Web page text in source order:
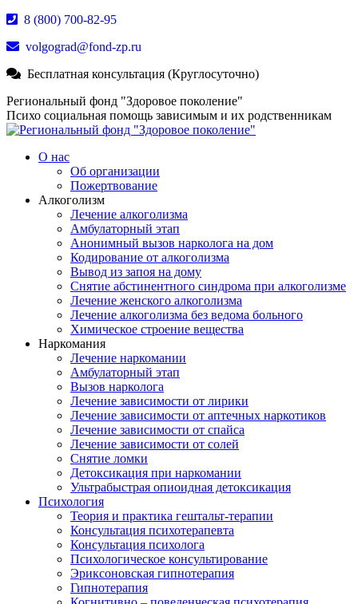
Перейти
содержанию
8 (800) 700-82-95
volgograd@fond-zp.ru
Бесплатная консультация (Круглосуточно)
Страница
Whatsapp
открывается
новом
Страница
Телеграм
открывается
новом
Страница
YouTube
открывается
новом
Региональный фонд "Здоровое поколение"
Психо социальная помощь зависимым и их родственникам
О нас
Об организации
Пожертвование
Алкоголизм
Лечение алкоголизма
Амбулаторный этап
Анонимный вызов нарколога на дом
Кодирование от алкоголизма
Вывод из запоя на дому
Снятие абстинентного синдрома при алкоголизме
Лечение женского алкоголизма
Лечение алкоголизма без ведома больного
Химическое строение вещества
Наркомания
Лечение наркомании
Амбулаторный этап
Вызов нарколога
Лечение зависимости от лирики
Лечение зависимости от аптечных наркотиков
Лечение зависимости от спайса
Лечение зависимости от солей
Снятие ломки
Детоксикация при наркомании
Ультрабыстрая опиоидная детоксикация
Психология
Теория и практика гештальт-терапии
Консультация психотерапевта
Консультация психолога
Психологическое консультирование
Эриксоновская гипнотерапия
Гипнотерапия